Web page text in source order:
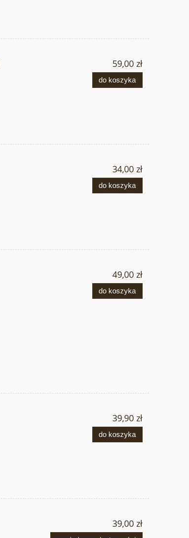
59,00 zł
do koszyka
34,00 zł
do koszyka
49,00 zł
do koszyka
39,90 zł
do koszyka
39,00 zł